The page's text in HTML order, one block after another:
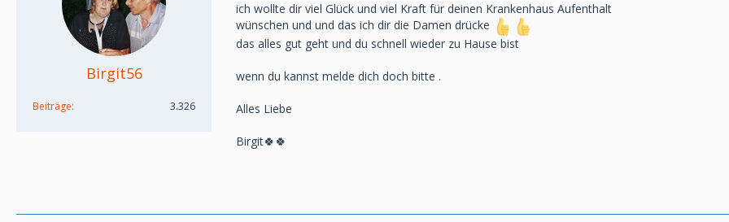
Birgit56
Beiträge 3.326
ich wollte dir viel Glück und viel Kraft für deinen Krankenhaus Aufenthalt
wünschen und und das ich dir die Damen drücke
das alles gut geht und du schnell wieder zu Hause bist
wenn du kannst melde dich doch bitte .
Alles Liebe
Birgit🍀🍀